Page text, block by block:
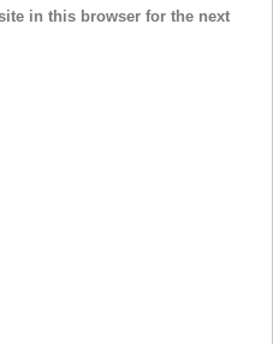
in this browser for the next